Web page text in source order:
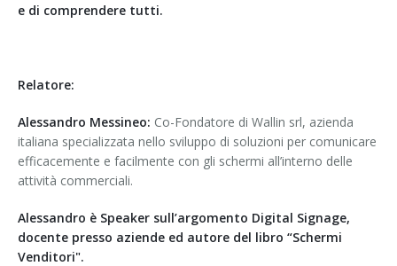
e di comprendere tutti.
Relatore:
Alessandro Messineo: Co-Fondatore di Wallin srl, azienda
italiana specializzata nello sviluppo di soluzioni per comunicare
efficacemente e facilmente con gli schermi all’interno delle
attività commerciali.
Alessandro è Speaker sull’argomento Digital Signage,
docente presso aziende ed autore del libro “Schermi
Venditori".